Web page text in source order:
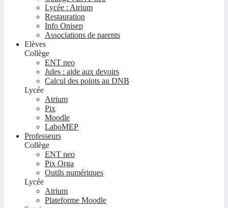
Lycée : Atrium
Restauration
Info Onisep
Associations de parents
Elèves
Collège
ENT neo
Jules : aide aux devoirs
Calcul des points au DNB
Lycée
Atrium
Pix
Moodle
LaboMEP
Professeurs
Collège
ENT neo
Pix Orga
Outils numériques
Lycée
Atrium
Plateforme Moodle